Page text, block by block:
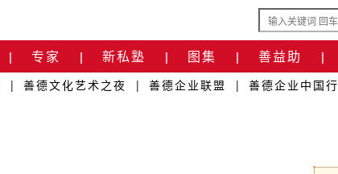
| 专家 | 新私塾 | 图集 | 善益助 |
| 善德文化艺术之夜 | 善德企业联盟 | 善德企业中国行